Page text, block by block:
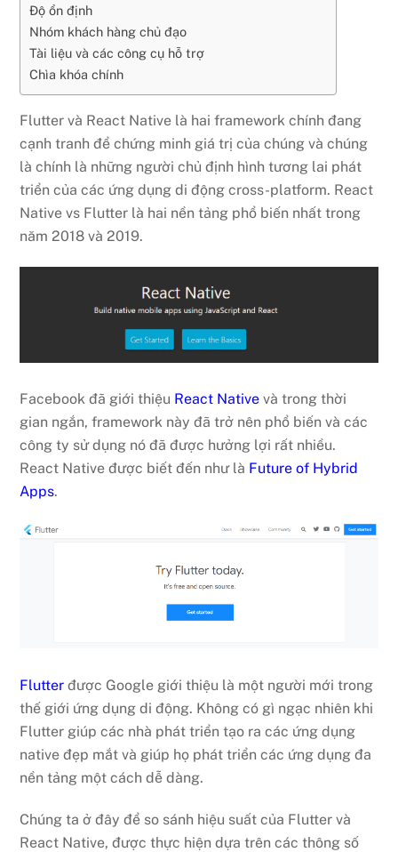
Độ ổn định
Nhóm khách hàng chủ đạo
Tài liệu và các công cụ hỗ trợ
Chìa khóa chính
Flutter và React Native là hai framework chính đang
cạnh tranh để chứng minh giá trị của chúng và chúng
là chính là những người chủ định hình tương lai phát
triển của các ứng dụng di động cross-platform. React
Native vs Flutter là hai nền tảng phổ biến nhất trong
năm 2018 và 2019.
Facebook đã giới thiệu React Native và trong thời
gian ngắn, framework này đã trở nên phổ biến và các
công ty sử dụng nó đã được hưởng lợi rất nhiều.
React Native được biết đến như là Future of Hybrid
Apps.
Flutter được Google giới thiệu là một người mới trong
thế giới ứng dụng di động. Không có gì ngạc nhiên khi
Flutter giúp các nhà phát triển tạo ra các ứng dụng
native đẹp mắt và giúp họ phát triển các ứng dụng đa
nền tảng một cách dễ dàng.
Chúng ta ở đây để so sánh hiệu suất của Flutter và
React Native, được thực hiện dựa trên các thông số